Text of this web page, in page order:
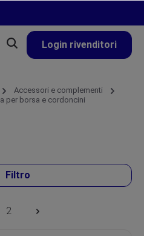
Login rivenditori
Accessori e complementi
per borsa e cordoncini
Filtro
2